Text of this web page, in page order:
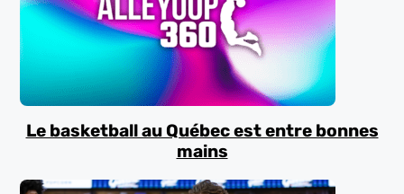
Le basketball au Québec est entre bonnes
mains